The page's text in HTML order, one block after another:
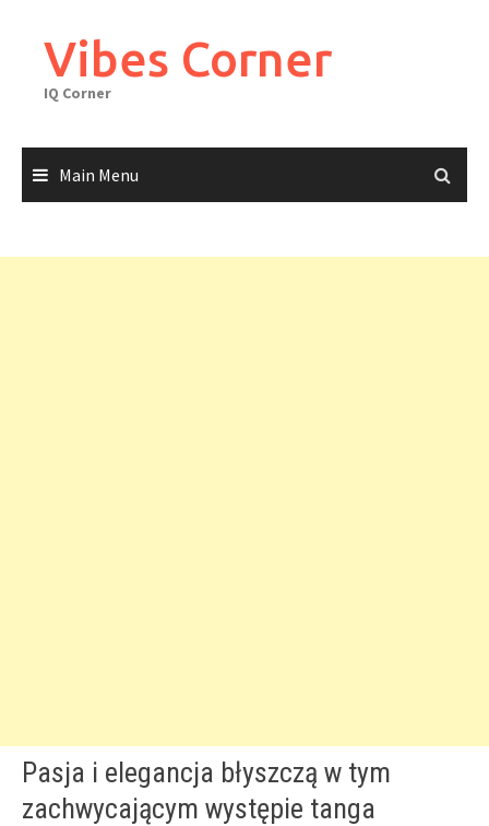
contentVibes Corner
IQ Corner
Main Menu
Pasja i elegancja błyszczą w tym
zachwycającym występie tanga